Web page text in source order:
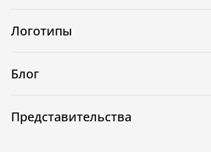
Логотипы
Блог
Представительства